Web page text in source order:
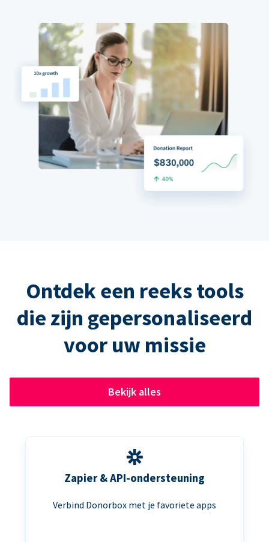
Ontdek een reeks tools
die zijn gepersonaliseerd
voor uw missie
Bekijk alles
Zapier & API-ondersteuning
Verbind Donorbox met je favoriete apps